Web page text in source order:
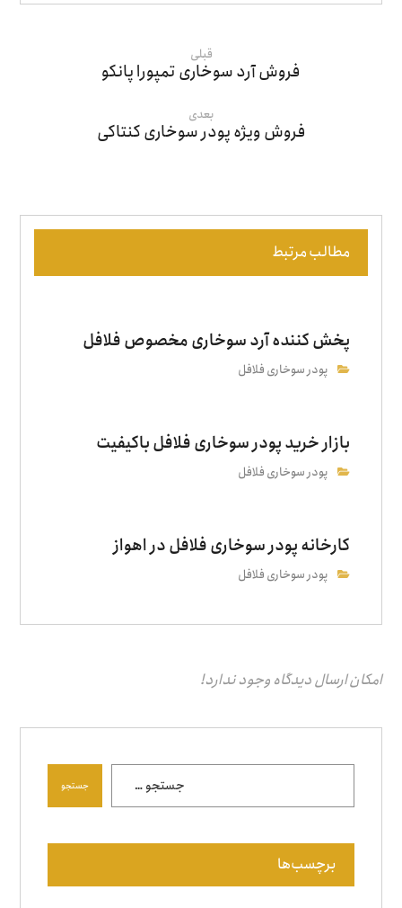
قبلی
فروش آرد سوخاری تمپورا پانکو
بعدی
فروش ویژه پودر سوخاری کنتاکی
مطالب مرتبط
پخش کننده آرد سوخاری مخصوص فلافل
پودر سوخاری فلافل
بازار خرید پودر سوخاری فلافل باکیفیت
پودر سوخاری فلافل
کارخانه پودر سوخاری فلافل در اهواز
پودر سوخاری فلافل
امکان ارسال دیدگاه وجود ندارد!
جستجو
برچسب‌ها